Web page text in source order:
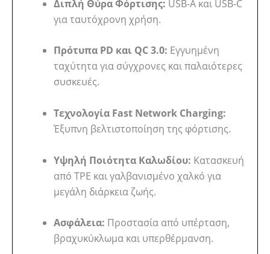
Διπλή Θύρα Φόρτισης: USB-A και USB-C
για ταυτόχρονη χρήση.
Πρότυπα PD και QC 3.0: Εγγυημένη
ταχύτητα για σύγχρονες και παλαιότερες
συσκευές.
Τεχνολογία Fast Network Charging:
Έξυπνη βελτιστοποίηση της φόρτισης.
Υψηλή Ποιότητα Καλωδίου: Κατασκευή
από TPE και γαλβανισμένο χαλκό για
μεγάλη διάρκεια ζωής.
Ασφάλεια: Προστασία από υπέρταση,
βραχυκύκλωμα και υπερθέρμανση.